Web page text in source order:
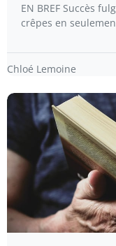
EN BREF Succès
crêpes en
Chloé Lemoine